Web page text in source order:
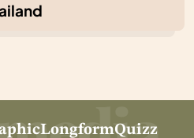
LongformQuizz